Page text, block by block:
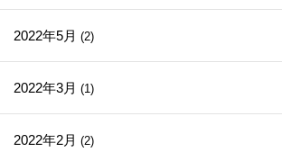
2022年5月 (2)
2022年3月 (1)
2022年2月 (2)